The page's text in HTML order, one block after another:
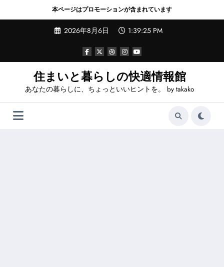
本ページはプロモーションが含まれています
ツ
2026年8月6日 1:39:27 PM
住まいと暮らしの快適情報館
あなたの暮らしに、ちょっといいヒントを。 by takako